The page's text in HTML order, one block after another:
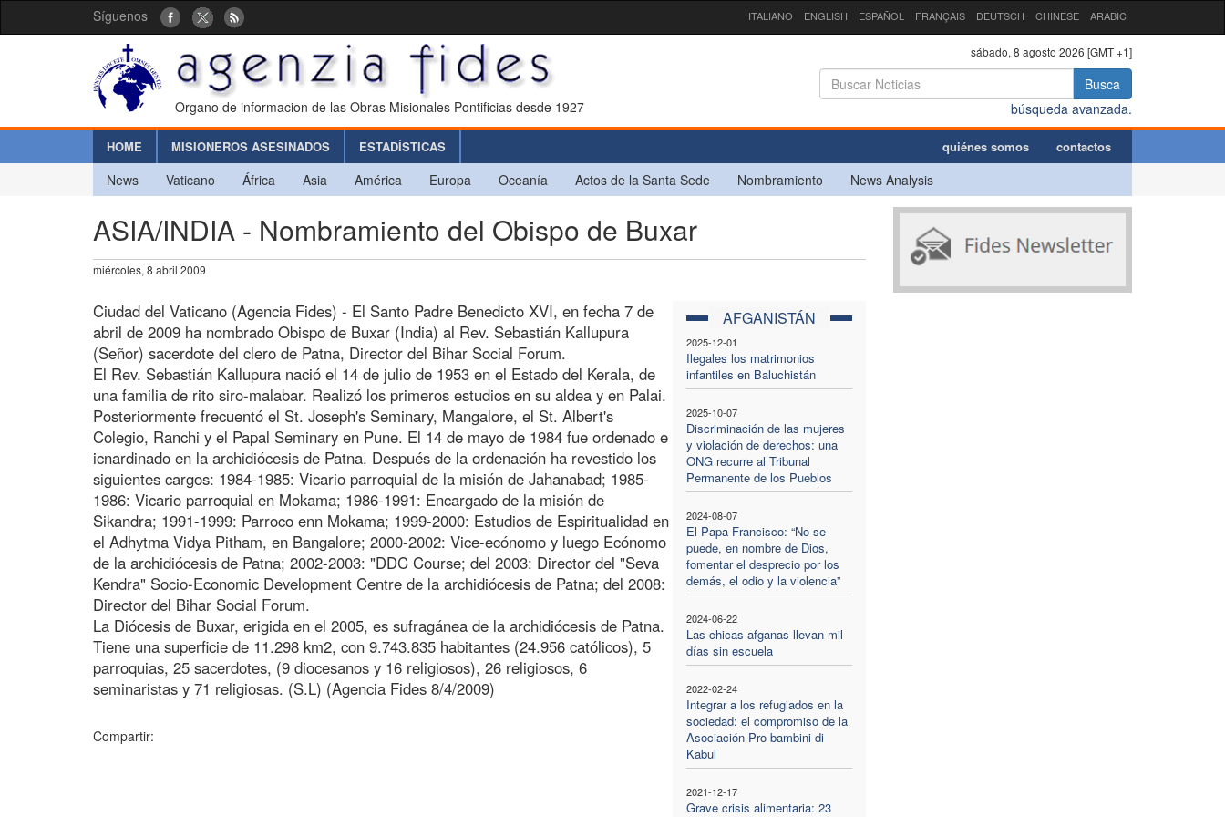
Síguenos ITALIANO ENGLISH ESPAÑOL FRANÇAIS DEUTSCH CHINESE ARABIC
Organo de informacion de las Obras Misionales Pontificias desde 1927
sábado, 8 agosto 2026 [GMT +1]
Busca
búsqueda avanzada.
HOME MISIONEROS ASESINADOS ESTADÍSTICAS quiénes somos contactos
News Vaticano África Asia América Europa Oceanía Actos de la Santa Sede Nombramiento News Analysis
ASIA/INDIA - Nombramiento del Obispo de Buxar
miércoles, 8 abril 2009
AFGANISTÁN
2025-12-01
Ilegales los matrimonios
infantiles en Baluchistán
2025-10-07
Discriminación de las mujeres
y violación de derechos: una
ONG recurre al Tribunal
Permanente de los Pueblos
2024-08-07
El Papa Francisco: “No se
puede, en nombre de Dios,
fomentar el desprecio por los
demás, el odio y la violencia”
2024-06-22
Las chicas afganas llevan mil
días sin escuela
2022-02-24
Integrar a los refugiados en la
sociedad: el compromiso de la
Asociación Pro bambini di
Kabul
2021-12-17
Grave crisis alimentaria: 23
Ciudad del Vaticano (Agencia Fides) - El Santo Padre Benedicto XVI, en fecha 7 de
abril de 2009 ha nombrado Obispo de Buxar (India) al Rev. Sebastián Kallupura
(Señor) sacerdote del clero de Patna, Director del Bihar Social Forum.
El Rev. Sebastián Kallupura nació el 14 de julio de 1953 en el Estado del Kerala, de
una familia de rito siro-malabar. Realizó los primeros estudios en su aldea y en Palai.
Posteriormente frecuentó el St. Joseph's Seminary, Mangalore, el St. Albert's
Colegio, Ranchi y el Papal Seminary en Pune. El 14 de mayo de 1984 fue ordenado e
icnardinado en la archidiócesis de Patna. Después de la ordenación ha revestido los
siguientes cargos: 1984-1985: Vicario parroquial de la misión de Jahanabad; 1985-
1986: Vicario parroquial en Mokama; 1986-1991: Encargado de la misión de
Sikandra; 1991-1999: Parroco enn Mokama; 1999-2000: Estudios de Espiritualidad en
el Adhytma Vidya Pitham, en Bangalore; 2000-2002: Vice-ecónomo y luego Ecónomo
de la archidiócesis de Patna; 2002-2003: "DDC Course; del 2003: Director del "Seva
Kendra" Socio-Economic Development Centre de la archidiócesis de Patna; del 2008:
Director del Bihar Social Forum.
La Diócesis de Buxar, erigida en el 2005, es sufragánea de la archidiócesis de Patna.
Tiene una superficie de 11.298 km2, con 9.743.835 habitantes (24.956 católicos), 5
parroquias, 25 sacerdotes, (9 diocesanos y 16 religiosos), 26 religiosos, 6
seminaristas y 71 religiosas. (S.L) (Agencia Fides 8/4/2009)
Compartir: